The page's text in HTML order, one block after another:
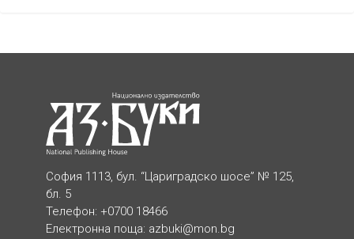
София 1113, бул. “Цариградско шосе” № 125,
бл. 5
Телефон: +0700 18466
Електронна поща: azbuki@mon.bg